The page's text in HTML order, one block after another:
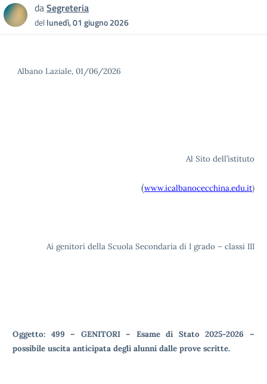
daSegreteria
dellunedì, 01 giugno 2026
Albano Laziale, 01/06/2026
Al Sito dell’istituto
(www.icalbanocecchina.edu.it)
Ai genitori della Scuola Secondaria di I grado – classi III
Oggetto: 499 – GENITORI – Esame di Stato 2025-2026 –
possibile uscita anticipata degli alunni dalle prove scritte.